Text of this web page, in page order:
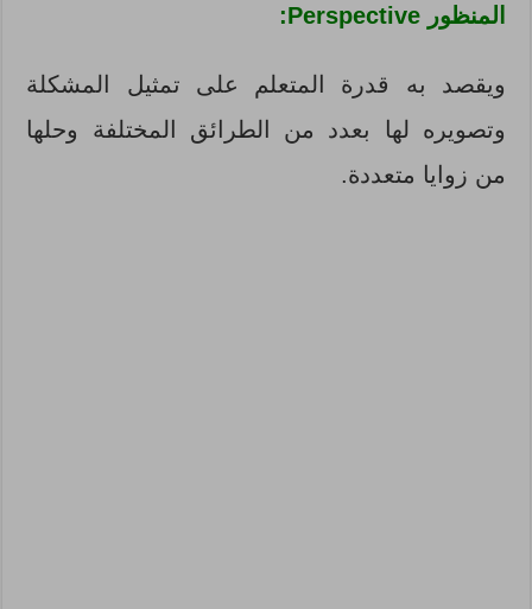
المنظور Perspective:
ويقصد به قدرة المتعلم على تمثيل المشكلة
وتصويره لها بعدد من الطرائق المختلفة وحلها
من زوايا متعددة.